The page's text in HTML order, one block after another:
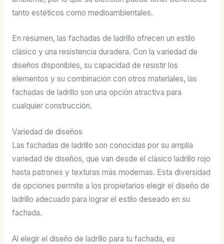
tanto estéticos como medioambientales.
En resumen, las fachadas de ladrillo ofrecen un estilo
clásico y una resistencia duradera. Con la variedad de
diseños disponibles, su capacidad de resistir los
elementos y su combinación con otros materiales, las
fachadas de ladrillo son una opción atractiva para
cualquier construcción.
Variedad de diseños
Las fachadas de ladrillo son conocidas por su amplia
variedad de diseños, que van desde el clásico ladrillo rojo
hasta patrones y texturas más modernas. Esta diversidad
de opciones permite a los propietarios elegir el diseño de
ladrillo adecuado para lograr el estilo deseado en su
fachada.
Al elegir el diseño de ladrillo para tu fachada, es